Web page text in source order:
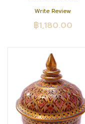
Write Review
฿1,180.00